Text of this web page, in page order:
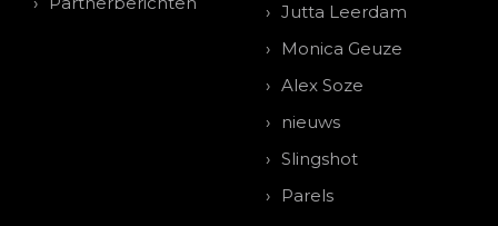
Jutta Leerdam
Monica Geuze
Alex Soze
nieuws
Slingshot
Parels